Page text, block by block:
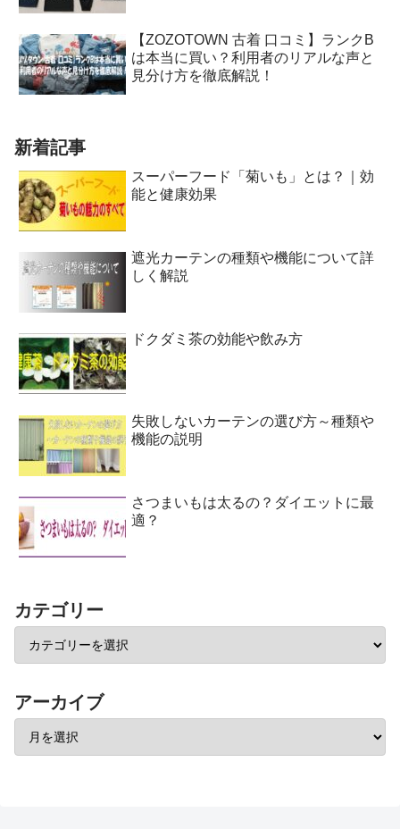
【ZOZOTOWN 古着 口コミ】ランクB
は本当に買い？利用者のリアルな声と
見分け方を徹底解説！
新着記事
スーパーフード「菊いも」とは？｜効
能と健康効果
遮光カーテンの種類や機能について詳
しく解説
ドクダミ茶の効能や飲み方
失敗しないカーテンの選び方～種類や
機能の説明
さつまいもは太るの？ダイエットに最
適？
カテゴリー
アーカイブ